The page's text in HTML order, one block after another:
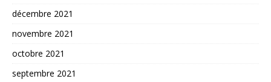
décembre 2021
novembre 2021
octobre 2021
septembre 2021